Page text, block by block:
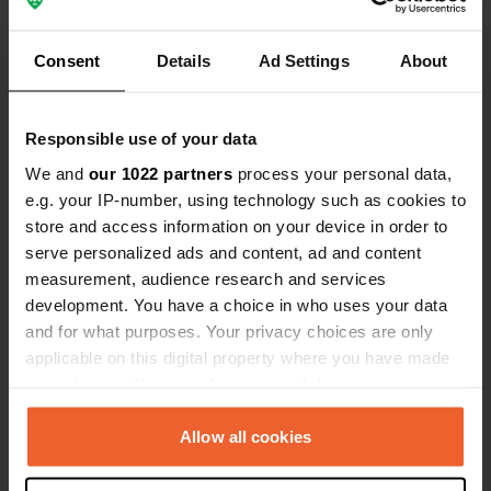
Consent Details Ad Settings About
Responsible use of your data
We and our 1022 partners process your personal data,
e.g. your IP-number, using technology such as cookies to
store and access information on your device in order to
serve personalized ads and content, ad and content
measurement, audience research and services
development. You have a choice in who uses your data
and for what purposes. Your privacy choices are only
applicable on this digital property where you have made
any time from the Cookie Declaration or by clicking on
the Privacy trigger icon.Allow all cookies
Contact
Locatie
Rue Saint-Grégoire 47
50170, Servon, Frankrijk
Coördinaten
48° 35' 49" N 1° 24' 45" W
48.59685 -1.4125